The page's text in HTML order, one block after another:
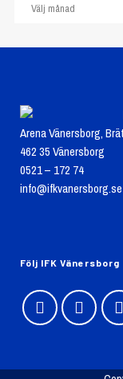
Arena Vänersborg,
462 35 Vänersborg
0521 – 172 74
info@ifkvanersborg.se
Följ IFK Vänersborg